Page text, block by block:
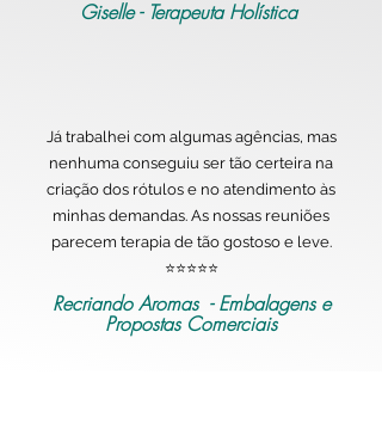
Giselle - Terapeuta Holística
Já trabalhei com algumas agências, mas
nenhuma conseguiu ser tão certeira na
criação dos rótulos e no atendimento às
minhas demandas. As nossas reuniões
parecem terapia de tão gostoso e leve.
⭐️⭐️⭐️⭐️⭐️
Recriando Aromas - Embalagens e
Propostas Comerciais